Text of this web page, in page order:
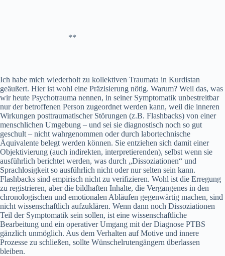
**
Ich habe mich wiederholt zu kollektiven Traumata in Kurdistan
geäußert. Hier ist wohl eine Präzisierung nötig. Warum? Weil das, was
wir heute Psychotrauma nennen, in seiner Symptomatik unbestreitbar
nur der betroffenen Person zugeordnet werden kann, weil die inneren
Wirkungen posttraumatischer Störungen (z.B. Flashbacks) von einer
menschlichen Umgebung – und sei sie diagnostisch noch so gut
geschult – nicht wahrgenommen oder durch labortechnische
Äquivalente belegt werden können. Sie entziehen sich damit einer
Objektivierung (auch indirekten, interpretierenden), selbst wenn sie
ausführlich berichtet werden, was durch „Dissoziationen“ und
Sprachlosigkeit so ausführlich nicht oder nur selten sein kann.
Flashbacks sind empirisch nicht zu verifizieren. Wohl ist die Erregung
zu registrieren, aber die bildhaften Inhalte, die Vergangenes in den
chronologischen und emotionalen Abläufen gegenwärtig machen, sind
nicht wissenschaftlich aufzuklären. Wenn dann noch Dissoziationen
Teil der Symptomatik sein sollen, ist eine wissenschaftliche
Bearbeitung und ein operativer Umgang mit der Diagnose PTBS
gänzlich unmöglich. Aus dem Verhalten auf Motive und innere
Prozesse zu schließen, sollte Wünschelrutengängern überlassen
bleiben.